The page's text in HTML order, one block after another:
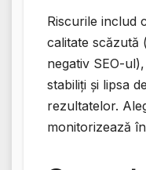
Riscurile includ
calitate scăzută
negativ SEO-
stabiliți și lipsa
rezultatelor.
monitorizează